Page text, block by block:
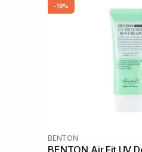
-19%
BENTON
BENTON Air Fit UV